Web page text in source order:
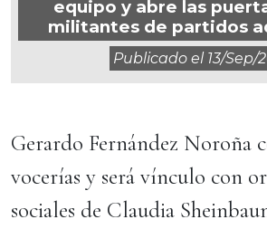
equipo y abre las
militantes de partidos
Publicado el 13/sep/
Gerardo Fernández Noroña
vocerías y será vínculo con
sociales de Claudia